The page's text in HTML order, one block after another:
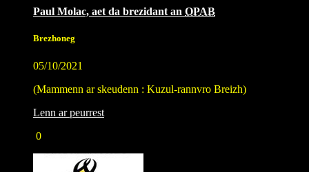
Paul Molac, aet da brezidant an OPAB
Brezhoneg
05/10/2021
(Mammenn ar skeudenn : Kuzul-rannvro Breizh)
Lenn ar peurrest
0